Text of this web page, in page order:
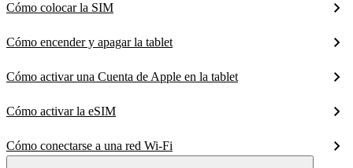
Cómo colocar la SIM
Cómo encender y apagar la tablet
Cómo activar una Cuenta de Apple en la tablet
Cómo activar la eSIM
Cómo conectarse a una red Wi-Fi